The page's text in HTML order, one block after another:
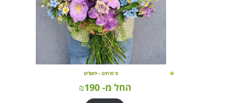
זר פרחים – ירושלים
החל מ- ₪190